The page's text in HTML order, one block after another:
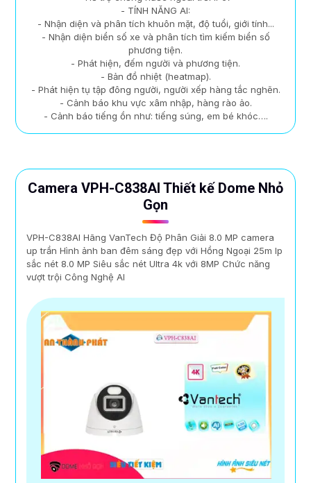
- TÍNH NĂNG AI:
- Nhận diện và phân tích khuôn mặt, độ tuổi, giới tính...
- Nhận diện biển số xe và phân tích tìm kiếm biển số
phương tiện.
- Phát hiện, đếm người và phương tiện.
- Bản đồ nhiệt (heatmap).
- Phát hiện tụ tập đông người, người xếp hàng tắc nghẽn.
- Cảnh báo khu vực xâm nhập, hàng rào ảo.
- Cảnh báo tiếng ồn như: tiếng súng, em bé khóc….
Camera VPH-C838AI Thiết kế Dome Nhỏ
Gọn
VPH-C838AI Hãng VanTech Độ Phân Giải 8.0 MP camera
up trần Hình ảnh ban đêm sáng đẹp với Hồng Ngoại 25m Ip
sắc nét 8.0 MP Siêu sắc nét Ultra 4k với 8MP Chức năng
vượt trội Công Nghệ AI